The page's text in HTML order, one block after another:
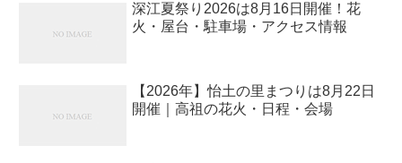
深江夏祭り2026は8月16日開催！花
火・屋台・駐車場・アクセス情報
【2026年】怡土の里まつりは8月22日
開催｜高祖の花火・日程・会場